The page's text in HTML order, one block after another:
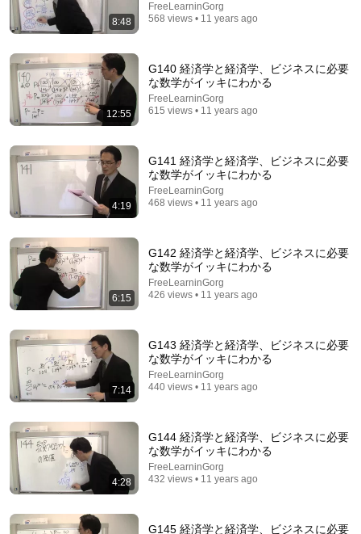
イチロー、スポーツ指導者の悩み相談に持論 “怒りの
感情”との向き合い方を明かす「舐めた子どもは叱
16:54
260731 NPS Stock YouTube Edition Part 1
NewsPicks /ニューズピックス • 246K views
Auto-dubbed
16:42
8:48
FreeLearninGorg
568 views • 11 years ago
12:55
G140 経済学と経済学、ビジネスに必要
な数学がイッキにわかる
FreeLearninGorg
615 views • 11 years ago
4:19
G141 経済学と経済学、ビジネスに必要
な数学がイッキにわかる
FreeLearninGorg
468 views • 11 years ago
6:15
G142 経済学と経済学、ビジネスに必要
な数学がイッキにわかる
FreeLearninGorg
426 views • 11 years ago
7:14
G143 経済学と経済学、ビジネスに必要
な数学がイッキにわかる
FreeLearninGorg
440 views • 11 years ago
4:28
G144 経済学と経済学、ビジネスに必要
な数学がイッキにわかる
FreeLearninGorg
432 views • 11 years ago
G145 経済学と経済学、ビジネスに必要